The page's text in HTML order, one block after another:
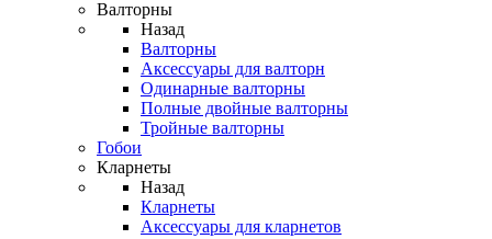
Валторны
Назад
Валторны
Аксессуары для валторн
Одинарные валторны
Полные двойные валторны
Тройные валторны
Гобои
Кларнеты
Назад
Кларнеты
Аксессуары для кларнетов